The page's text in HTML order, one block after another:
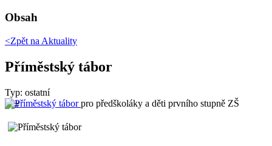
Obsah
<Zpět na Aktuality
Příměstský tábor
Typ: ostatní
pro předškoláky a děti prvního stupně ZŠ